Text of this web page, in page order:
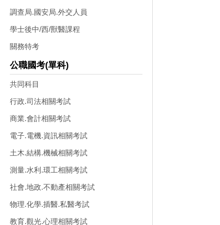
調查局.國安局.外交人員
學士後中/西/獸醫課程
關務特考
公職國考(單科)
共同科目
行政.司法相關考試
商業.會計相關考試
電子.電機.資訊相關考試
土木.結構.機械相關考試
測量.水利.環工相關考試
社會.地政.不動產相關考試
物理.化學.插醫.私醫考試
教育.觀光.心理相關考試